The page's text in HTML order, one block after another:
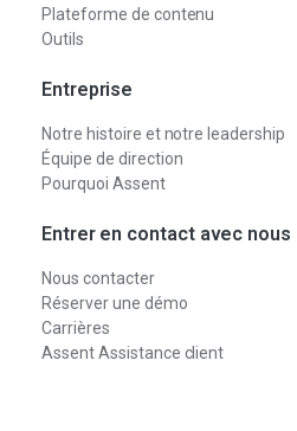
Plateforme de contenu
Outils
Entreprise
Notre histoire et notre leadership
Équipe de direction
Pourquoi Assent
Entrer en contact avec nous
Nous contacter
Réserver une démo
Carrières
Assent Assistance client